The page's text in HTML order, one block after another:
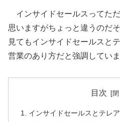
インサイドセールスってた
思いますがちょっと違うのだ
見てもインサイドセールスと
営業のあり方だと強調していま
目次
インサイドセールスとテレ